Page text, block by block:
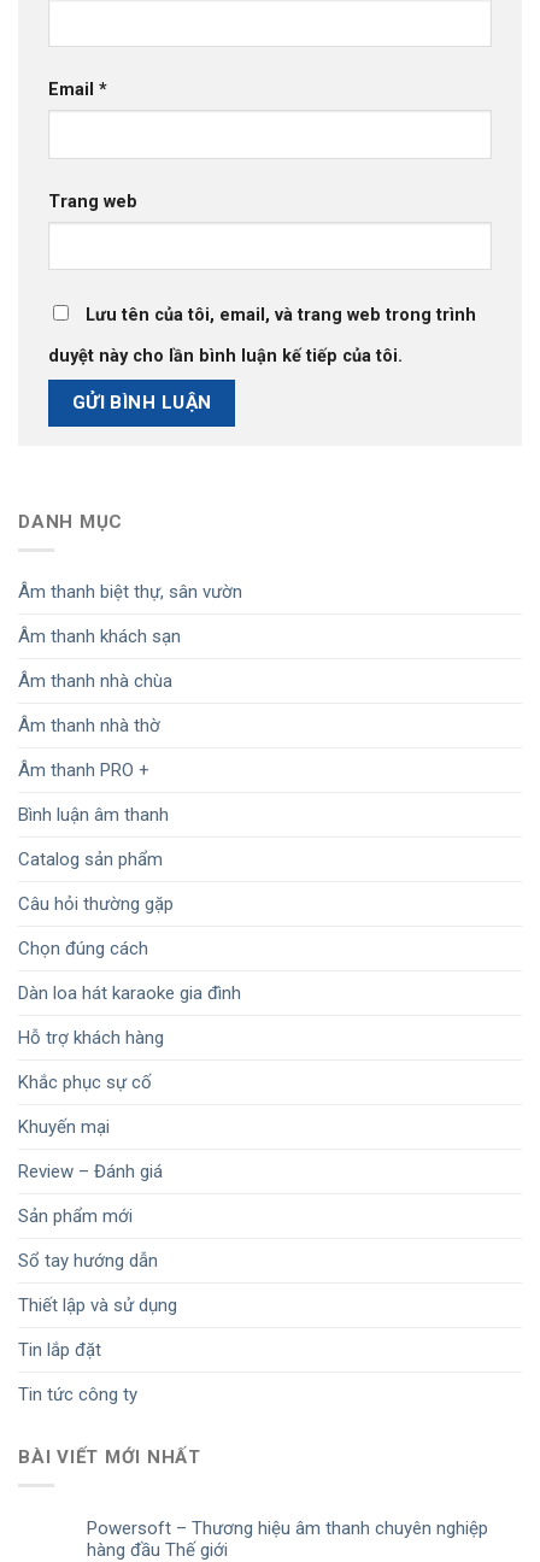
Email *
Trang web
Lưu tên của tôi, email, và trang web trong trình
duyệt này cho lần bình luận kế tiếp của tôi.
DANH MỤC
Âm thanh biệt thự, sân vườn
Âm thanh khách sạn
Âm thanh nhà chùa
Âm thanh nhà thờ
Âm thanh PRO +
Bình luận âm thanh
Catalog sản phẩm
Câu hỏi thường gặp
Chọn đúng cách
Dàn loa hát karaoke gia đình
Hỗ trợ khách hàng
Khắc phục sự cố
Khuyến mại
Review – Đánh giá
Sản phẩm mới
Sổ tay hướng dẫn
Thiết lập và sử dụng
Tin lắp đặt
Tin tức công ty
BÀI VIẾT MỚI NHẤT
Powersoft – Thương hiệu âm thanh chuyên nghiệp
hàng đầu Thế giới